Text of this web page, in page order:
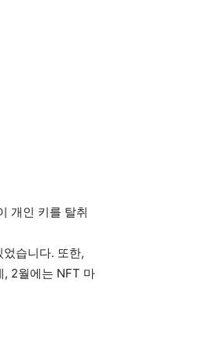
개인 키를 탈취
습니다. 또한,
, 2월에는 NFT 마